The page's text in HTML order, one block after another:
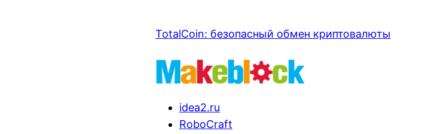
TotalCoin: безопасный обмен криптовалюты
idea2.ru
RoboCraft